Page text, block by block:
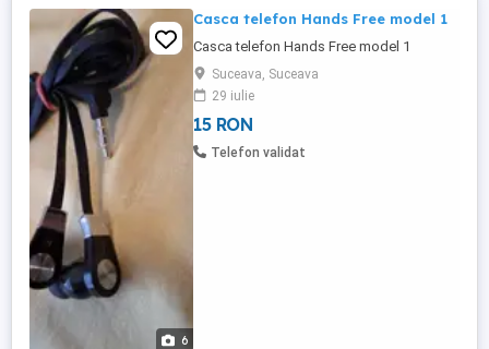
6
Casca telefon Hands Free model 1
Casca telefon Hands Free model 1
Suceava, Suceava
29 iulie
15 RON
Telefon validat